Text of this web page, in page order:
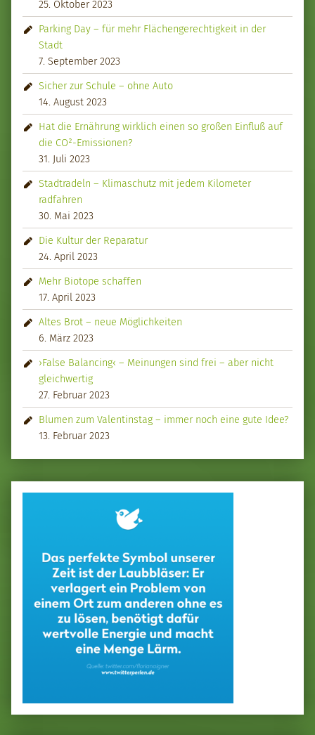
25. Oktober 2023
Parking Day – für mehr Flächengerechtigkeit in der
Stadt
7. September 2023
Sicher zur Schule – ohne Auto
14. August 2023
Hat die Ernährung wirklich einen so großen Einfluß auf
die CO²-Emissionen?
31. Juli 2023
Stadtradeln – Klimaschutz mit jedem Kilometer
radfahren
30. Mai 2023
Die Kultur der Reparatur
24. April 2023
Mehr Biotope schaffen
17. April 2023
Altes Brot – neue Möglichkeiten
6. März 2023
›False Balancing‹ – Meinungen sind frei – aber nicht
gleichwertig
27. Februar 2023
Blumen zum Valentinstag – immer noch eine gute Idee?
13. Februar 2023